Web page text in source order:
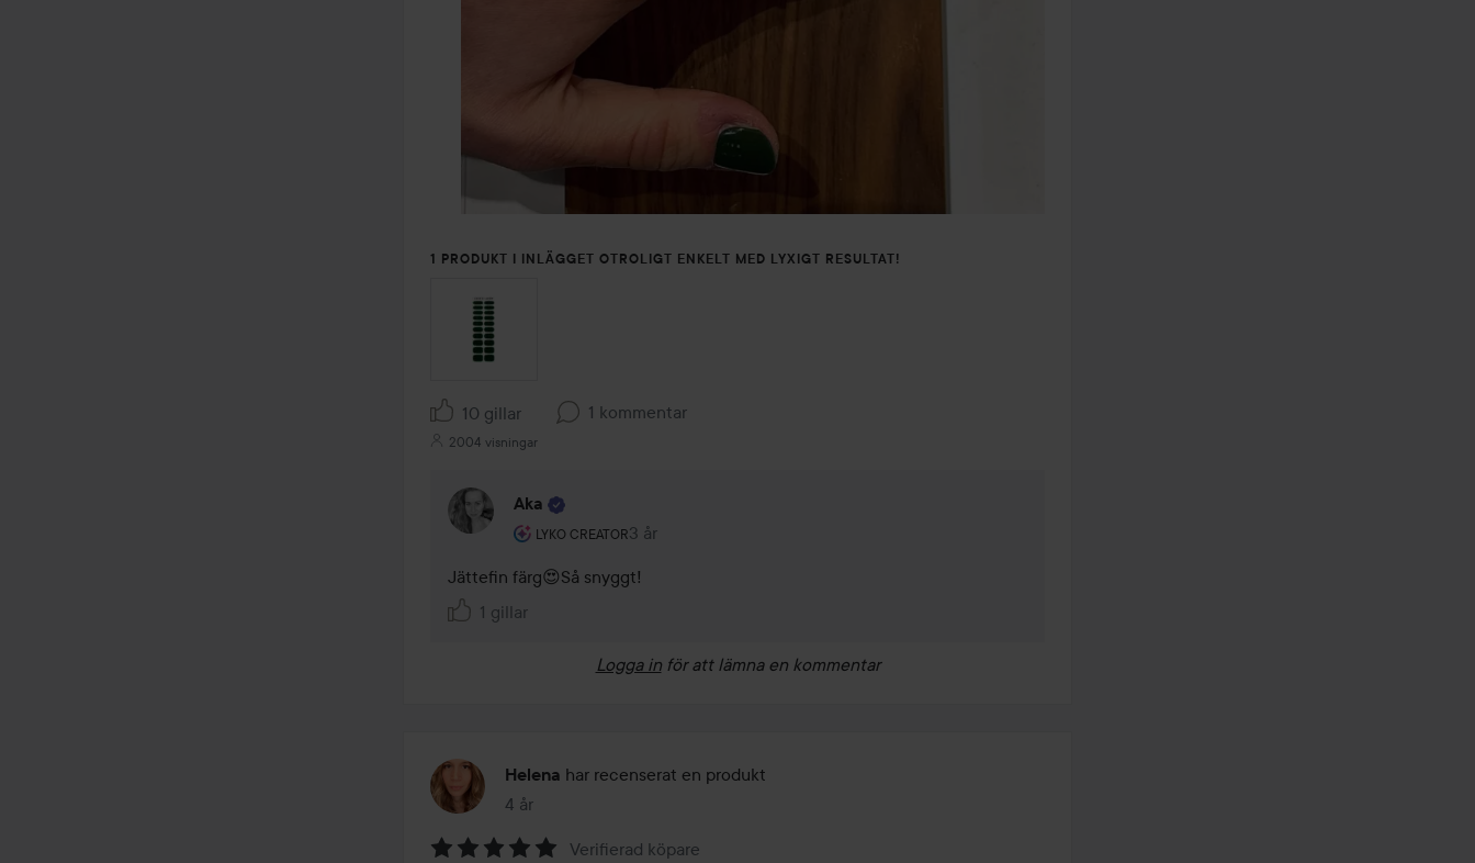
1 PRODUKT I INLÄGGET OTROLIGT ENKELT MED LYXIGT RESULTAT!
10 gillar 1 kommentar
2004 visningar
Aka
LYKO CREATOR
Användarens roll: Lyko Creator.
3 år
Kommentaren lades 3 år
Jättefin färg😍Så snyggt!
1 gillar
Logga in för att lämna en kommentar
Helena har recenserat en produkt
4 år
Inlägget skapades 4 år
Verifierad köpare